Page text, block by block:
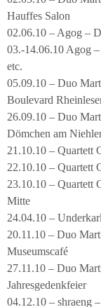
Hauffes Salon
02.06.10 – Agog –
03.-14.06.10 Agog
etc.
05.09.10 – Duo
Boulevard
26.09.10 – Duo
Dömchen am
21.10.10 – Quartett
22.10.10 – Quartett
23.10.10 – Quartett
Mitte
24.04.10 –
20.11.10 – Duo
Museumscafé
27.11.10 – Duo
Jahresgedenkfeier
04.12.10 – shraeng